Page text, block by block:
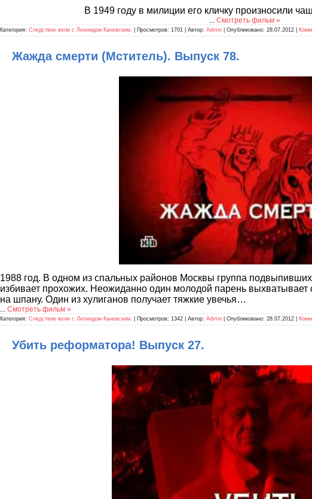
В 1949 году в милиции его кличку произносили
... Смотреть фильм »
Категория: Следствие вели с Леонидом Каневским. | Просмотров: 1701 | Автор: Admin | Опубликовано: 28.07.2012
Жажда смерти (Мститель). Выпуск 78.
1988 год. В одном из спальных районов Москвы группа
избивает прохожих. Неожиданно один молодой парень выхватывает
на шпану. Один из хулиганов получает тяжкие увечья…
... Смотреть фильм »
Категория: Следствие вели с Леонидом Каневским. | Просмотров: 1342 | Автор: Admin | Опубликовано: 28.07.2012
Убить реформатора! Выпуск 27.